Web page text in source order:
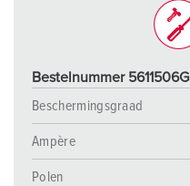
Bestelnummer 5611506G
Beschermingsgraad
Ampère
Polen